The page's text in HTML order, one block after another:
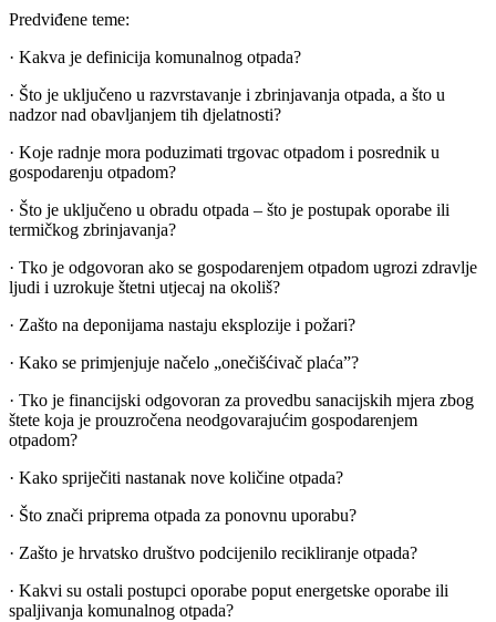
Predviđene teme:
· Kakva je definicija komunalnog otpada?
· Što je uključeno u razvrstavanje i zbrinjavanja otpada, a što u
nadzor nad obavljanjem tih djelatnosti?
· Koje radnje mora poduzimati trgovac otpadom i posrednik u
gospodarenju otpadom?
· Što je uključeno u obradu otpada – što je postupak oporabe ili
termičkog zbrinjavanja?
· Tko je odgovoran ako se gospodarenjem otpadom ugrozi zdravlje
ljudi i uzrokuje štetni utjecaj na okoliš?
· Zašto na deponijama nastaju eksplozije i požari?
· Kako se primjenjuje načelo „onečišćivač plaća”?
· Tko je financijski odgovoran za provedbu sanacijskih mjera zbog
štete koja je prouzročena neodgovarajućim gospodarenjem
otpadom?
· Kako spriječiti nastanak nove količine otpada?
· Što znači priprema otpada za ponovnu uporabu?
· Zašto je hrvatsko društvo podcijenilo recikliranje otpada?
· Kakvi su ostali postupci oporabe poput energetske oporabe ili
spaljivanja komunalnog otpada?